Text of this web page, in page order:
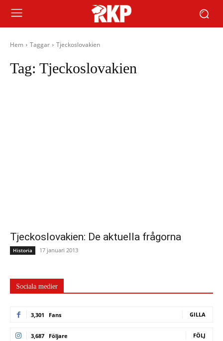
Hem Taggar Tjeckoslovakien
Tag: Tjeckoslovakien
Tjeckoslovakien: De aktuella frågorna
Historia 17 januari 2013
Sociala medier
3,301 Fans GILLA
3,687 Följare FÖLJ